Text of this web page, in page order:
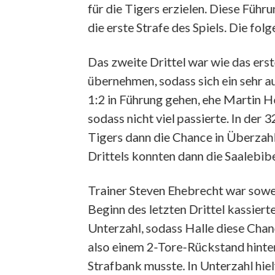
für die Tigers erzielen. Diese
die erste Strafe des Spiels. Die
Das zweite Drittel war wie das
übernehmen, sodass sich ein
1:2 in Führung gehen, ehe Martin
sodass nicht viel passierte. In der
Tigers dann die Chance in
Drittels konnten dann die
Trainer Steven Ehebrecht war
Beginn des letzten Drittel
Unterzahl, sodass Halle diese
also einem 2-Tore-Rückstand
Strafbank musste. In Unterzahl